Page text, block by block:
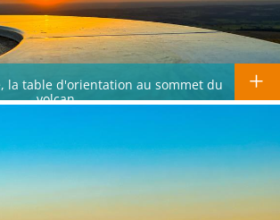
la table d'orientation au sommet du
volcan